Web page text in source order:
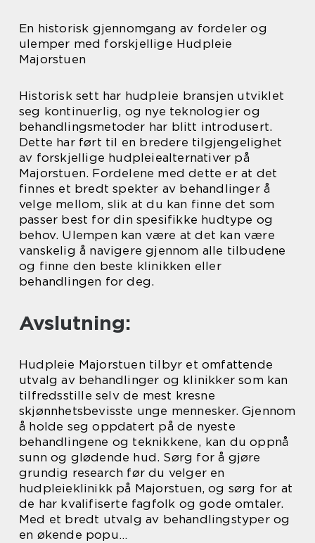
En historisk gjennomgang av fordeler og
ulemper med forskjellige Hudpleie
Majorstuen
Historisk sett har hudpleie bransjen utviklet
seg kontinuerlig, og nye teknologier og
behandlingsmetoder har blitt introdusert.
Dette har ført til en bredere tilgjengelighet
av forskjellige hudpleiealternativer på
Majorstuen. Fordelene med dette er at det
finnes et bredt spekter av behandlinger å
velge mellom, slik at du kan finne det som
passer best for din spesifikke hudtype og
behov. Ulempen kan være at det kan være
vanskelig å navigere gjennom alle tilbudene
og finne den beste klinikken eller
behandlingen for deg.
Avslutning:
Hudpleie Majorstuen tilbyr et omfattende
utvalg av behandlinger og klinikker som kan
tilfredsstille selv de mest kresne
skjønnhetsbevisste unge mennesker. Gjennom
å holde seg oppdatert på de nyeste
behandlingene og teknikkene, kan du oppnå
sunn og glødende hud. Sørg for å gjøre
grundig research før du velger en
hudpleieklinikk på Majorstuen, og sørg for at
de har kvalifiserte fagfolk og gode omtaler.
Med et bredt utvalg av behandlingstyper og
en økende popu…